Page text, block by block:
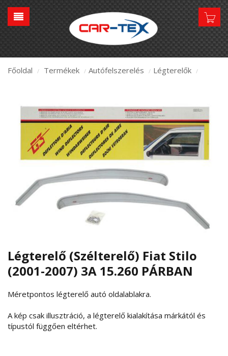
Főoldal / Termékek / Autófelszerelés / Légterelők /
Légterelő (Szélterelő) Fiat Stilo
(2001-2007) 3A 15.260 PÁRBAN
Méretpontos légterelő autó oldalablakra.
A kép csak illusztráció, a légterelő kialakítása márkától és
típustól függően eltérhet.